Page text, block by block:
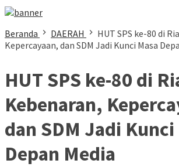
Beranda DAERAH
HUT SPS ke-80 di
Kepercayaan, dan SDM Jadi Kunci Masa
HUT SPS ke-80 di
Kebenaran,
dan SDM Jadi Kunci
Depan Media